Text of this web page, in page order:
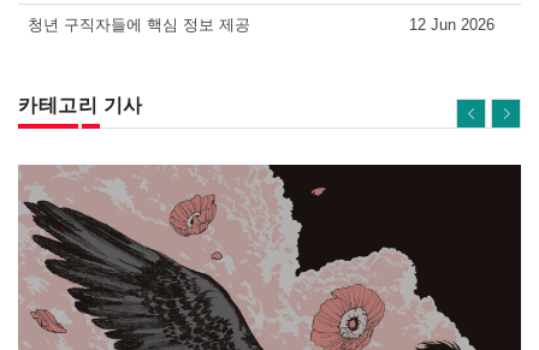
청년 구직자들에 핵심 정보 제공 12 Jun 2026
카테고리 기사